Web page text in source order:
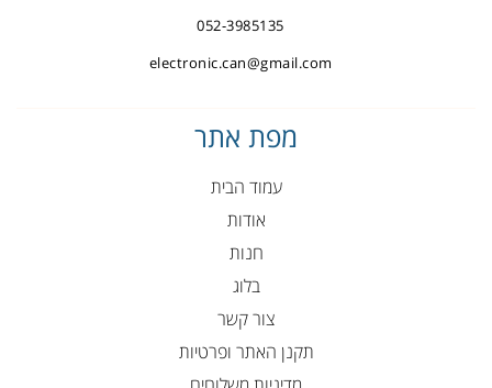
052-3985135
electronic.can@gmail.com
מפת אתר
עמוד הבית
אודות
חנות
בלוג
צור קשר
תקנן האתר ופרטיות